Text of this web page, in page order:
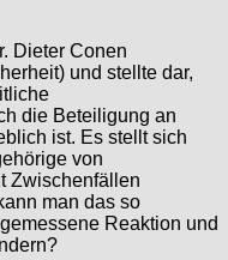
Dieter Conen
und stellte dar,
die Beteiligung an
ist. Es stellt sich
von
Zwischenfällen
man das so
Reaktion und